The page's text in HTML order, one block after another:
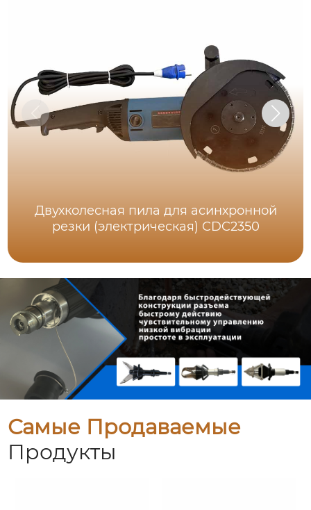
Двухколесная пила для асинхронной
резки (электрическая) CDC2350
Самые Продаваемые
Продукты